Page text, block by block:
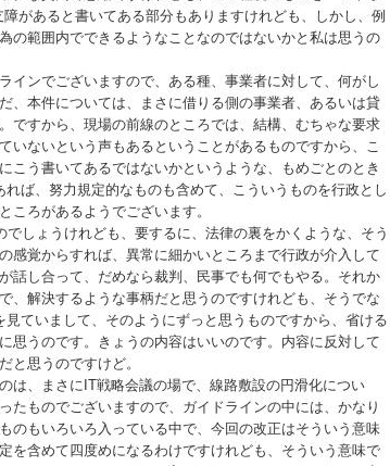
があると書いてある部分もありますけれども、しかし、例
の範囲内でできるようなことなのではないかと私は思うの
ンでございますので、ある種、事業者に対して、何がし
、本件については、まさに借りる側の事業者、あるいは貸
ですから、現場の前線のところでは、結構、むちゃな要求
いないという声もあるということがあるものですから、こ
う書いてあるではないかというような、もめごとのとき
ば、努力規定的なものも含めて、こういうものを行政とし
ころがあるようでございます。
ょうけれども、要するに、法律の裏をかくような、そう
感覚からすれば、異常に細かいところまで行政が介入して
話し合って、だめなら裁判、民事でも何でもやる。それか
、解決するような事柄だと思うのですけれども、そうでな
ていまして、そのようにずっと思うものですから、省ける
思うのです。きょうの内容はいいのです。内容に反対して
と思うのですけど。
は、まさに IT戦略会議の場で、線路敷設の円滑化につい
ものでございますので、ガイドラインの中には、かなり
のもいろいろ入っている中で、今回の改正はそういう意味
を含めて四度めになるわけですけれども、そういう意味で